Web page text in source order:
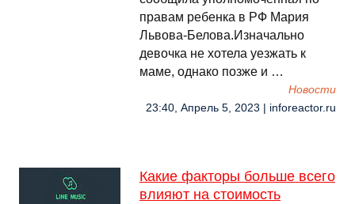
правам ребенка в РФ Мария
Львова-Белова.Изначально
девочка не хотела уезжать к
маме, однако позже и …
Новости
23:40, Апрель 5, 2023 | inforeactor.ru
Какие факторы больше всего
влияют на стоимость